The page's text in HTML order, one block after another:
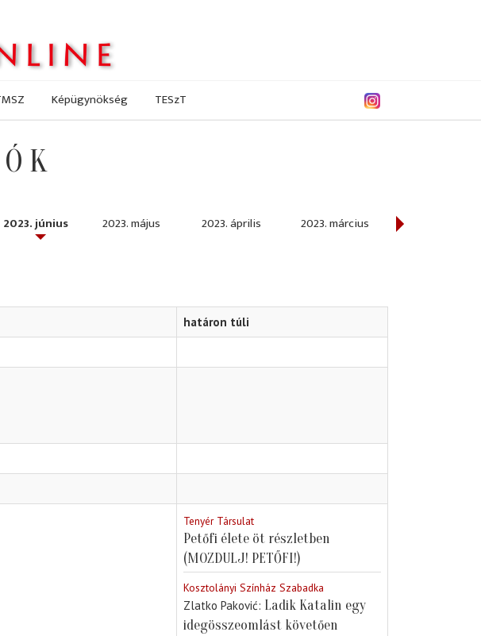
Képügynökség TESzT
2023. június 2023. május 2023. április 2023. március 2023. február
határon túli
Tenyér Társulat
Petőfi élete öt részletben
(MOZDULJ! PETŐFI!)
Kosztolányi Színház Szabadka
Zlatko Paković Ladik Katalin egy
idegösszeomlást követően